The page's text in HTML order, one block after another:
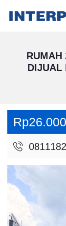
RUMAH
DIJUAL